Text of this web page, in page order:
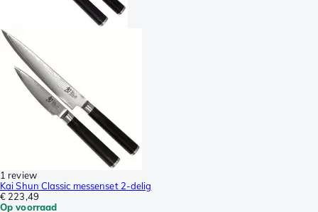
1 review
Kai Shun Classic messenset 2-delig
€ 223,49
Op voorraad